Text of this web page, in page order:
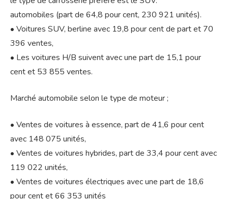
automobiles (part de 64,8 pour cent, 230 921 unités).
• Voitures SUV, berline avec 19,8 pour cent de part et 70
396 ventes,
• Les voitures H/B suivent avec une part de 15,1 pour
cent et 53 855 ventes.
Marché automobile selon le type de moteur ;
• Ventes de voitures à essence, part de 41,6 pour cent
avec 148 075 unités,
• Ventes de voitures hybrides, part de 33,4 pour cent avec
119 022 unités,
• Ventes de voitures électriques avec une part de 18,6
pour cent et 66 353 unités